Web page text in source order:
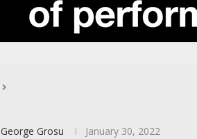
George Grosu January 30, 2022